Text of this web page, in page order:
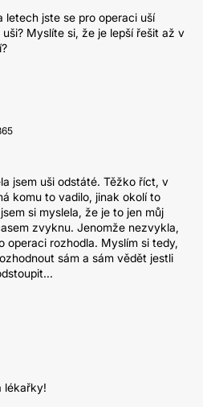
letech jste se pro operaci uší
Myslíte si, že je lepší řešit až v
jsem uši odstáté. Těžko říct, v
komu to vadilo, jinak okolí to
si myslela, že je to jen můj
zvyknu. Jenomže nezvykla,
operaci rozhodla. Myslím si tedy,
sám a sám vědět jestli
lékařky!